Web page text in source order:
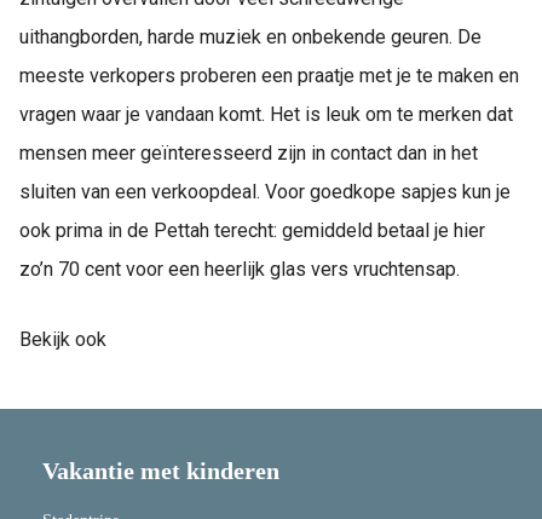
uithangborden, harde muziek en onbekende geuren. De
meeste verkopers proberen een praatje met je te maken en
vragen waar je vandaan komt. Het is leuk om te merken dat
mensen meer geïnteresseerd zijn in contact dan in het
sluiten van een verkoopdeal. Voor goedkope sapjes kun je
ook prima in de Pettah terecht: gemiddeld betaal je hier
zo’n 70 cent voor een heerlijk glas vers vruchtensap.
Bekijk ook
Vakantie met kinderen